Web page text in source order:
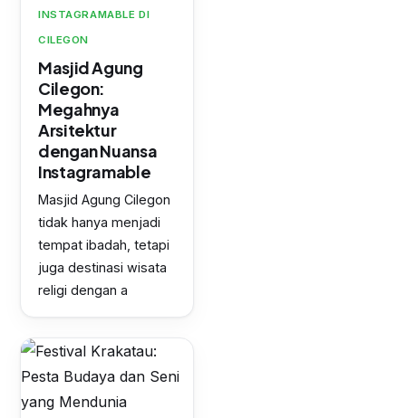
INSTAGRAMABLE DI
CILEGON
Masjid Agung
Cilegon:
Megahnya
Arsitektur
dengan Nuansa
Instagramable
Masjid Agung Cilegon
tidak hanya menjadi
tempat ibadah, tetapi
juga destinasi wisata
religi dengan a